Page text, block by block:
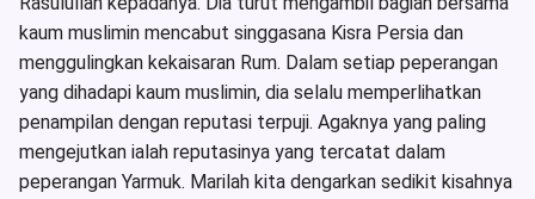
kaum muslimin mencabut singgasana Kisra Persia dan
menggulingkan kekaisaran Rum. Dalam setiap peperangan
yang dihadapi kaum muslimin, dia selalu memperlihatkan
penampilan dengan reputasi terpuji. Agaknya yang paling
mengejutkan ialah reputasinya yang tercatat dalam
peperangan Yarmuk. Marilah kita dengarkan sedikit kisahnya